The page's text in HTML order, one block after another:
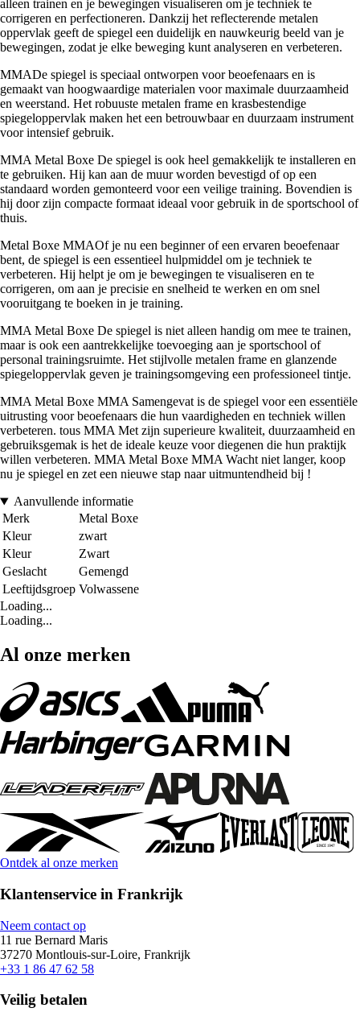
alleen trainen en je bewegingen visualiseren om je techniek te
corrigeren en perfectioneren. Dankzij het reflecterende metalen
oppervlak geeft de spiegel een duidelijk en nauwkeurig beeld van je
bewegingen, zodat je elke beweging kunt analyseren en verbeteren.
MMADe spiegel is speciaal ontworpen voor beoefenaars en is
gemaakt van hoogwaardige materialen voor maximale duurzaamheid
en weerstand. Het robuuste metalen frame en krasbestendige
spiegeloppervlak maken het een betrouwbaar en duurzaam instrument
voor intensief gebruik.
MMA Metal Boxe De spiegel is ook heel gemakkelijk te installeren en
te gebruiken. Hij kan aan de muur worden bevestigd of op een
standaard worden gemonteerd voor een veilige training. Bovendien is
hij door zijn compacte formaat ideaal voor gebruik in de sportschool of
thuis.
Metal Boxe MMAOf je nu een beginner of een ervaren beoefenaar
bent, de spiegel is een essentieel hulpmiddel om je techniek te
verbeteren. Hij helpt je om je bewegingen te visualiseren en te
corrigeren, om aan je precisie en snelheid te werken en om snel
vooruitgang te boeken in je training.
MMA Metal Boxe De spiegel is niet alleen handig om mee te trainen,
maar is ook een aantrekkelijke toevoeging aan je sportschool of
personal trainingsruimte. Het stijlvolle metalen frame en glanzende
spiegeloppervlak geven je trainingsomgeving een professioneel tintje.
MMA Metal Boxe MMA Samengevat is de spiegel voor een essentiële
uitrusting voor beoefenaars die hun vaardigheden en techniek willen
verbeteren. tous MMA Met zijn superieure kwaliteit, duurzaamheid en
gebruiksgemak is het de ideale keuze voor diegenen die hun praktijk
willen verbeteren. MMA Metal Boxe MMA Wacht niet langer, koop
nu je spiegel en zet een nieuwe stap naar uitmuntendheid bij !
Aanvullende informatie
Merk
Metal Boxe
Kleur
zwart
Kleur
Zwart
Geslacht
Gemengd
Leeftijdsgroep Volwassene
Loading...
Loading...
Al onze merken
Ontdek al onze merken
Klantenservice in Frankrijk
Neem contact op
11 rue Bernard Maris
37270 Montlouis-sur-Loire, Frankrijk
+33 1 86 47 62 58
Veilig betalen